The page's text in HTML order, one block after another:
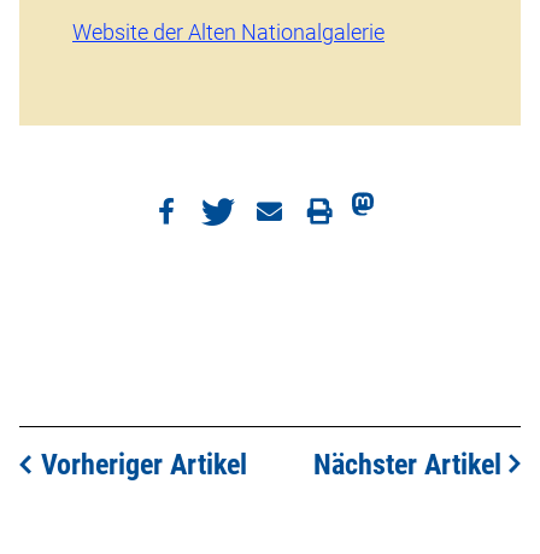
Website der Alten Nationalgalerie
Vorheriger Artikel Nächster Artikel